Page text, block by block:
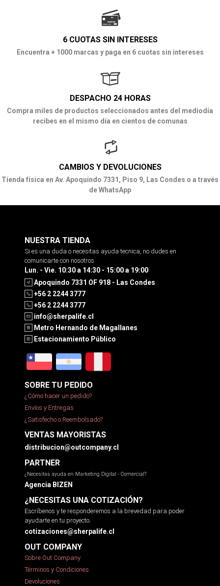
6 CUOTAS SIN INTERESES
Encuentra + 1000 marcas y paga en 6 cuotas sin intereses
DESPACHO 24 HORAS
Compra miles de productos seleccionados antes del mediodía
recibes en el mismo día en cientos de comunas
CAMBIOS Y DEVOLUCIONES
Tienda física en Av. Apoquindo 7331, Piso 9, Las Condes o a través
de WhatsApp
NUESTRA TIENDA
Si es una duda o necesitas ayuda tecnica, no dudes en
comunicarte con nosotros
Lun. - Vie. 10:30 a 14:30 - 15:00 a 19:00
Apoquindo 7331 OF 918 - Las Condes
+56 2 2244 3777
+56 2 2244 3777
info@sherpalife.cl
Metro Hernando de Magallanes
Estacionamiento Público
SOBRE TU PEDIDO
¿Cómo hacer un pedido?
Envíos y Entregas
¿Satisfecho o Reembolsado?
VENTAS MAYORISTAS
distribucion@outcompany.cl
PARTNER
¿Necesitas ayuda en Marketing Digital - Comercial?
Agencia BIZEN
¿NECESITAS UNA COTIZACIÓN?
Escríbenos y te responderemos a la brevedad para poder
ayudarte en tu proyecto.
cotizaciones@sherpalife.cl
OUT COMPANY
Sobre Out Company
Términos y Condiciones
Devoluciones